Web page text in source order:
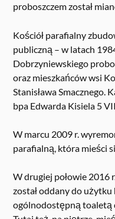
proboszczem został
Kościół parafialny
publiczną – w latach
Dobrzyniewskiego
oraz mieszkańców wsi
Stanisława Smacznego.
bpa Edwarda Kisiela 5
W marcu 2009 r.
parafialną, która mieści
W drugiej połowie 2016
został oddany do
ogólnodostępną toaletą